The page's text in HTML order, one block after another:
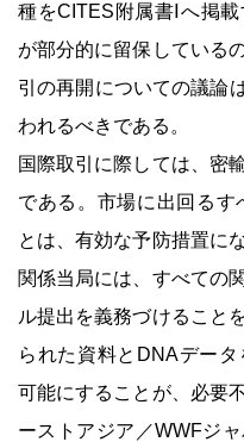
種をCITES附属書Ⅰへ掲
が部分的に留保している
引の再開についての議論
われるべきである。
国際取引に際しては、密
である。市場に出回るす
とは、有効な予防措置に
関係当局には、すべての
ル提出を義務づけること
られた資料とDNAデー
可能にすることが、必要
ーストアジア／WWFジ